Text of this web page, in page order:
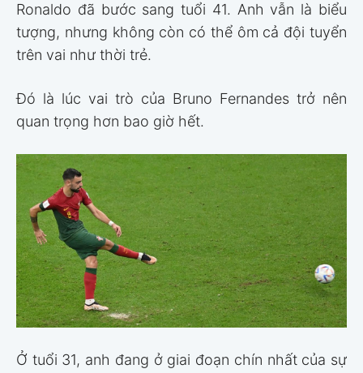
Ronaldo đã bước sang tuổi 41. Anh vẫn là biểu
tượng, nhưng không còn có thể ôm cả đội tuyển
trên vai như thời trẻ.
Đó là lúc vai trò của Bruno Fernandes trở nên
quan trọng hơn bao giờ hết.
Ở tuổi 31, anh đang ở giai đoạn chín nhất của sự